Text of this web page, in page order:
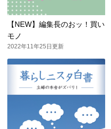
【NEW】編集長のおッ！買い
モノ
2022年11年25日更新